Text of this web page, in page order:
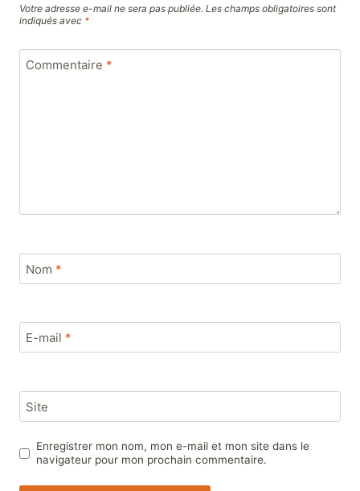
Votre adresse e-mail ne sera pas publiée. Les champs obligatoires sont
indiqués avec *
Commentaire *
Nom *
E-mail *
Site
Enregistrer mon nom, mon e-mail et mon site dans le
navigateur pour mon prochain commentaire.